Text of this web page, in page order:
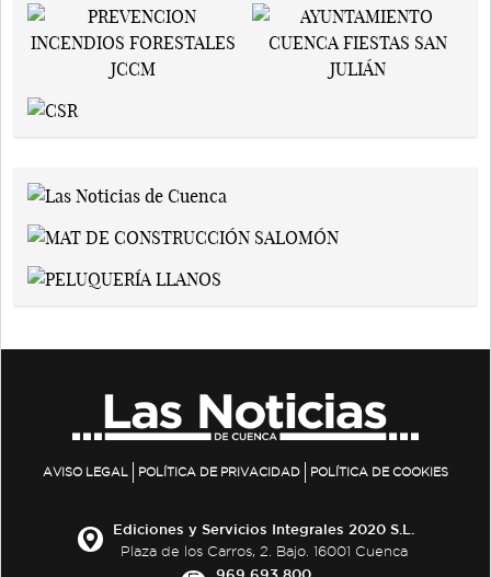
AVISO LEGAL POLÍTICA DE PRIVACIDAD POLÍTICA DE COOKIES
Ediciones y Servicios Integrales 2020 S.L.
Plaza de los Carros, 2. Bajo. 16001 Cuenca
969 693 800